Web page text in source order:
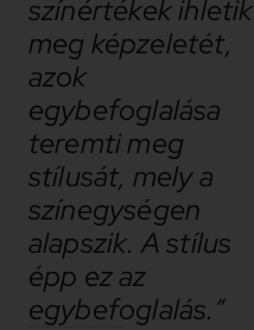
színértékek ihletik
meg képzeletét,
azok
egybefoglalása
teremti meg
stílusát, mely a
színegységen
alapszik. A stílus
épp ez az
egybefoglalás.”